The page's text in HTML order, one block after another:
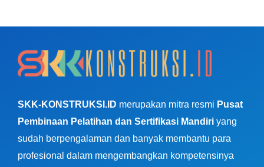
SKK-KONSTRUKSI.ID merupakan mitra resmi Pusat
Pembinaan Pelatihan dan Sertifikasi Mandiri yang
sudah berpengalaman dan banyak membantu para
profesional dalam mengembangkan kompetensinya